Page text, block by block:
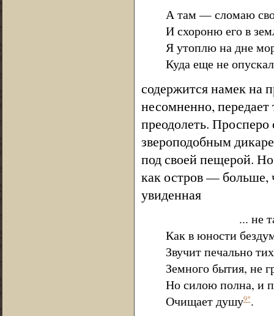
А там — сломаю
И схороню его в
Я утоплю на дне
Куда еще не
содержится намек на
несомненно,
преодолеть. Просперо
звероподобным
под своей пещерой.
как остров — больше,
увиденная
... не
Как в юности
Звучит печально
Земного бытия, не
Но силою полна, и
Очищает душу9*.